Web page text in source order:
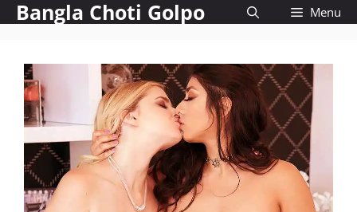
Skip
to
Bangla Choti Golpo Menu